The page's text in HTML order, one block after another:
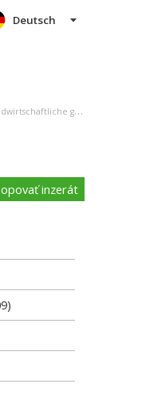
Deutsch
grundstücke verkauf (angebot) Šišov
inzerát